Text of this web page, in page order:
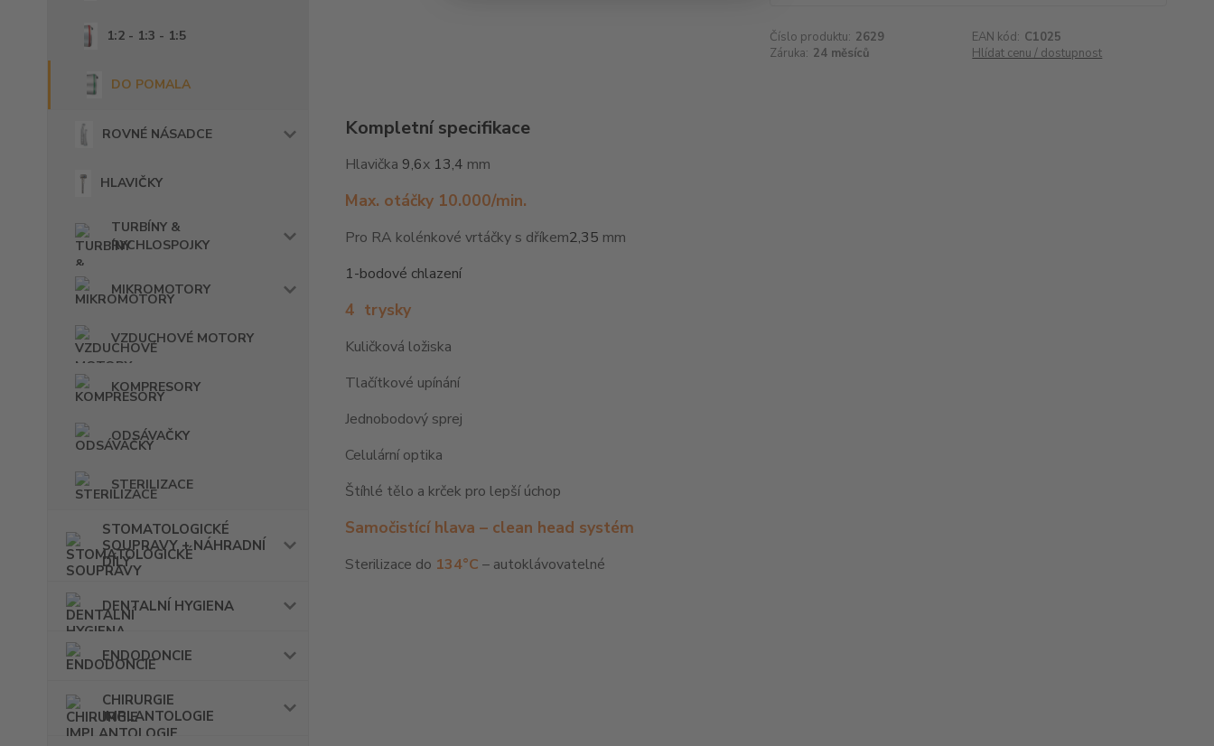
1:2 - 1:3 - 1:5
DO POMALA
ROVNÉ NÁSADCE
HLAVIČKY
TURBÍNY &
RYCHLOSPOJKY
MIKROMOTORY
VZDUCHOVÉ MOTORY
KOMPRESORY
ODSÁVAČKY
STERILIZACE
STOMATOLOGICKÉ
SOUPRAVY + NÁHRADNÍ
DÍLY
DENTALNÍ HYGIENA
ENDODONCIE
CHIRURGIE
IMPLANTOLOGIE
Číslo produktu: 2629 EAN kód: C1025
Záruka: 24 měsíců Hlídat cenu / dostupnost
Kompletní specifikace
Hlavička 9,6x 13,4 mm
Max. otáčky 10.000/min.
Pro RA kolénkové vrtáčky s dříkem2,35 mm
1-bodové chlazení
4 trysky
Kuličková ložiska
Tlačítkové upínání
Jednobodový sprej
Celulární optika
Štíhlé tělo a krček pro lepší úchop
Samočistící hlava – clean head systém
Sterilizace do 134°C – autoklávovatelné